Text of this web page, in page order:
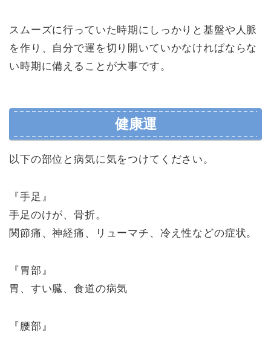
スムーズに行っていた時期にしっかりと基盤や人脈
を作り、自分で運を切り開いていかなければならな
い時期に備えることが大事です。
健康運
以下の部位と病気に気をつけてください。
『手足』
手足のけが、骨折。
関節痛、神経痛、リューマチ、冷え性などの症状。
『胃部』
胃、すい臓、食道の病気
『腰部』